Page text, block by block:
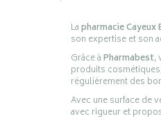
Lapharmacie Cayeux
son expertise et son
Grâce àPharmabest,
produits
régulièrement des
Avec une surface de
avec rigueur et